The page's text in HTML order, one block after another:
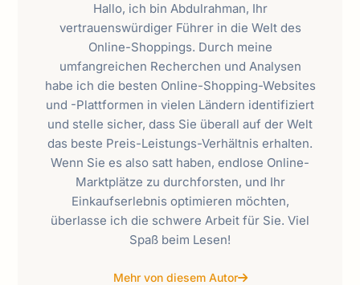
Hallo, ich bin Abdulrahman, Ihr
vertrauenswürdiger Führer in die Welt des
Online-Shoppings. Durch meine
umfangreichen Recherchen und Analysen
habe ich die besten Online-Shopping-Websites
und -Plattformen in vielen Ländern identifiziert
und stelle sicher, dass Sie überall auf der Welt
das beste Preis-Leistungs-Verhältnis erhalten.
Wenn Sie es also satt haben, endlose Online-
Marktplätze zu durchforsten, und Ihr
Einkaufserlebnis optimieren möchten,
überlasse ich die schwere Arbeit für Sie. Viel
Spaß beim Lesen!
Mehr von diesem Autor